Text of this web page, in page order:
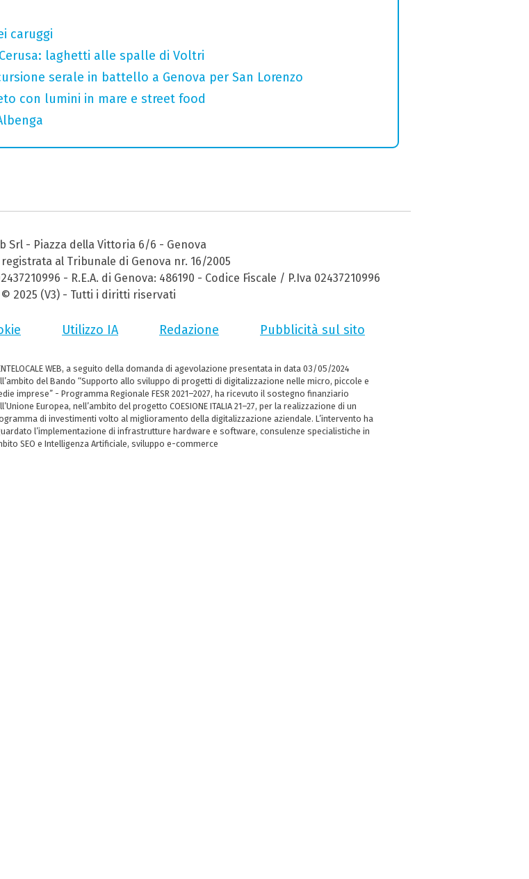
caruggi
laghetti alle spalle di Voltri
serale in battello a Genova per San Lorenzo
con lumini in mare e street food
Srl - Piazza della Vittoria 6/6 - Genova
al Tribunale di Genova nr. 16/2005
- R.E.A. di Genova: 486190 - Codice Fiscale / P.Iva 02437210996
2025 (V3) - Tutti i diritti riservati
Utilizzo IA Redazione Pubblicità sul sito
WEB, a seguito della domanda di agevolazione presentata in data 03/05/2024
del Bando “Supporto allo sviluppo di progetti di digitalizzazione nelle micro, piccole e
imprese” - Programma Regionale FESR 2021–2027, ha ricevuto il sostegno finanziario
Europea, nell’ambito del progetto COESIONE ITALIA 21–27, per la realizzazione di un
di investimenti volto al miglioramento della digitalizzazione aziendale. L’intervento ha
l’implementazione di infrastrutture hardware e software, consulenze specialistiche in
SEO e Intelligenza Artificiale, sviluppo e-commerce